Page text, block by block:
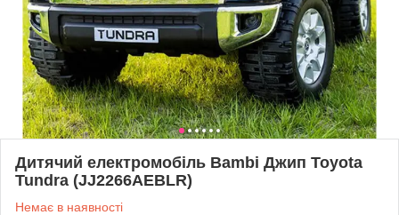
Дитячий електромобіль Bambi Джип Toyota
Tundra (JJ2266AEBLR)
Немає в наявності